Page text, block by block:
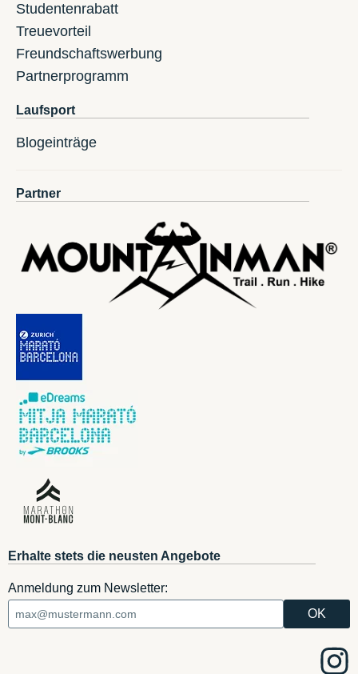
Studentenrabatt
Treuevorteil
Freundschaftswerbung
Partnerprogramm
Laufsport
Blogeinträge
Partner
Erhalte stets die neusten Angebote
Anmeldung zum Newsletter: